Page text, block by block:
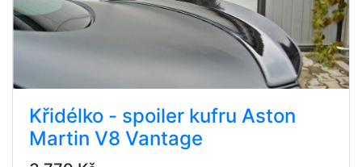
Křidélko - spoiler kufru Aston
Martin V8 Vantage